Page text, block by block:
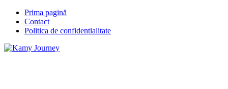
Prima pagină
Contact
Politica de confidentialitate